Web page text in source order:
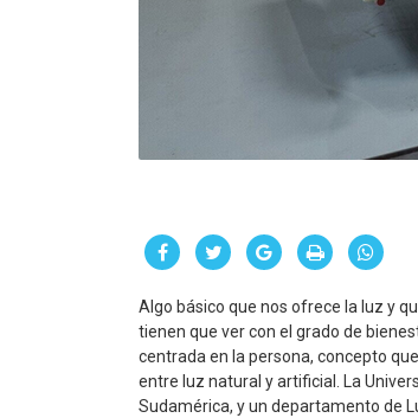
Algo básico que nos ofrece la luz y
tienen que ver con el grado de
centrada en la persona, concepto
entre luz natural y artificial. La
Sudamérica, y un departamento de